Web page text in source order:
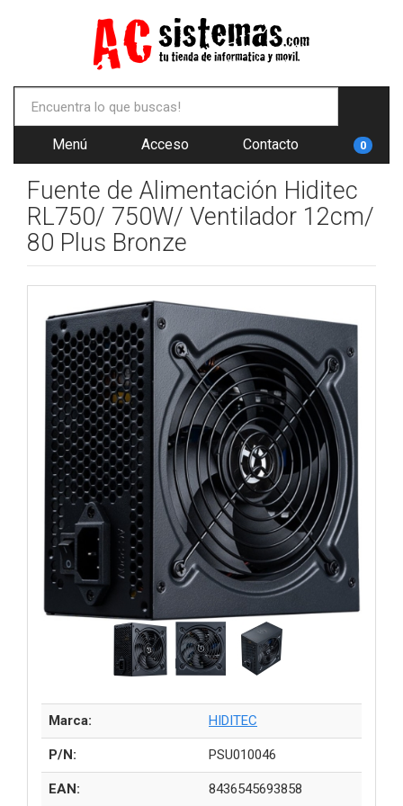
Menú Acceso Contacto 0
Fuente de Alimentación Hiditec
RL750/ 750W/ Ventilador 12cm/
80 Plus Bronze
Marca: HIDITEC
P/N: PSU010046
EAN: 8436545693858